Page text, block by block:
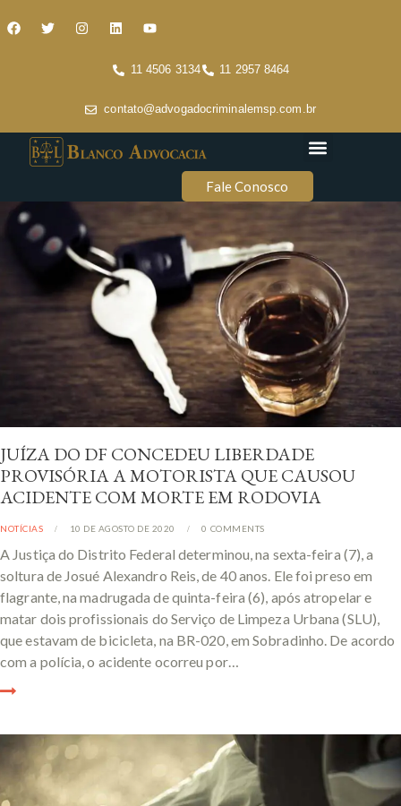
11 4506 3134 11 2957 8464
contato@advogadocriminalemsp.com.br
Fale Conosco
JUÍZA DO DF CONCEDEU LIBERDADE
PROVISÓRIA A MOTORISTA QUE CAUSOU
ACIDENTE COM MORTE EM RODOVIA
NOTÍCIAS 10 DE AGOSTO DE 2020 0 COMMENTS
A Justiça do Distrito Federal determinou, na sexta-feira (7), a
soltura de Josué Alexandro Reis, de 40 anos. Ele foi preso em
flagrante, na madrugada de quinta-feira (6), após atropelar e
matar dois profissionais do Serviço de Limpeza Urbana (SLU),
que estavam de bicicleta, na BR-020, em Sobradinho. De acordo
com a polícia, o acidente ocorreu por…